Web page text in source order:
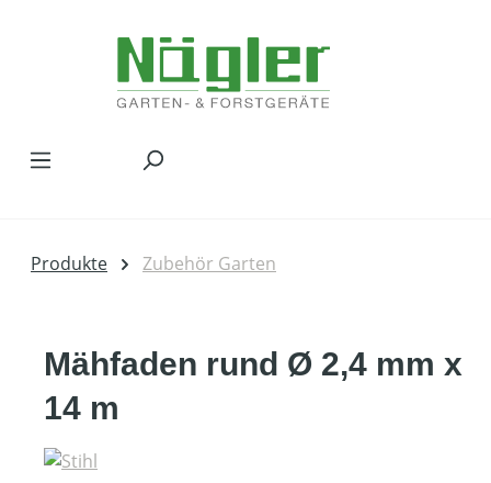
Produkte Zubehör Garten
Mähfaden rund Ø 2,4 mm x
14 m